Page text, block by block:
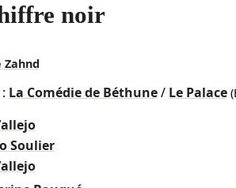
noir
Zahnd
La Comédie de Béthune/ Le Palace
Soulier